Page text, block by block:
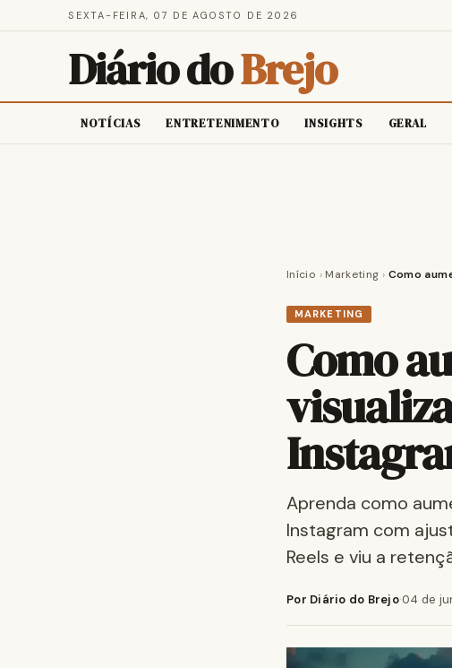
SEXTA-FEIRA, 07 DE AGOSTO DE 2026
Diário doBrejo
NOTÍCIAS ENTRETENIMENTO INSIGHTS GERAL
Início › Marketing › Como
MARKETING
Como
Aprenda como
Instagram com
Reels e viu a
Por Diário do Brejo·04 de